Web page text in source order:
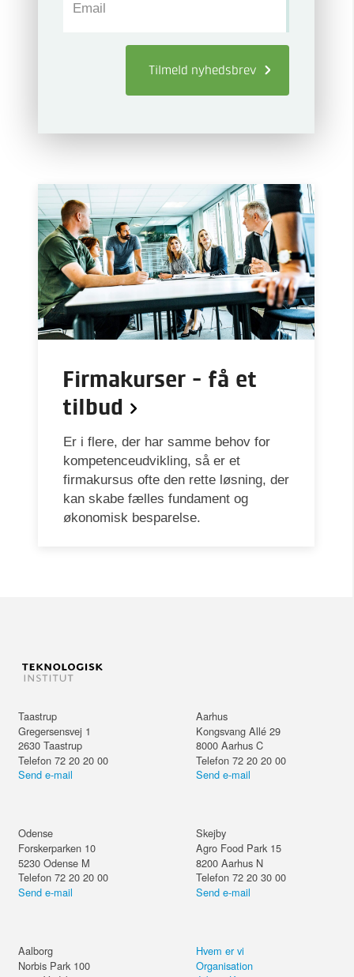
Email
Tilmeld nyhedsbrev
Firmakurser - få et
tilbud
Er i flere, der har samme behov for
kompetenceudvikling, så er et
firmakursus ofte den rette løsning, der
kan skabe fælles fundament og
økonomisk besparelse.
Taastrup
Gregersensvej 1
2630 Taastrup
Telefon 72 20 20 00
Send e-mail
Aarhus
Kongsvang Allé 29
8000 Aarhus C
Telefon 72 20 20 00
Send e-mail
Odense
Forskerparken 10
5230 Odense M
Telefon 72 20 20 00
Send e-mail
Skejby
Agro Food Park 15
8200 Aarhus N
Telefon 72 20 30 00
Send e-mail
Aalborg
Norbis Park 100
Hvem er vi
Organisation